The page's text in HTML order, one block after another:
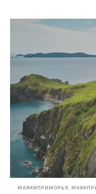
МАЯКИПРИМОРЬЯ